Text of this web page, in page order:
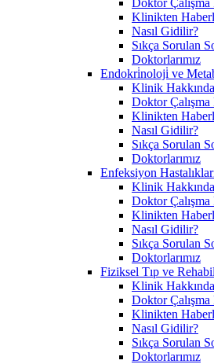
Klinikten
Nasıl Gidilir?
Sıkça Sorulan
Doktorlarımız
Endokri̇noloji̇ ve
Klinik Hakkında
Doktor Çalışma
Klinikten
Nasıl Gidilir?
Sıkça Sorulan
Doktorlarımız
Enfeksiyon
Klinik Hakkında
Doktor Çalışma
Klinikten
Nasıl Gidilir?
Sıkça Sorulan
Doktorlarımız
Fiziksel Tıp ve
Klinik Hakkında
Doktor Çalışma
Klinikten
Nasıl Gidilir?
Sıkça Sorulan
Doktorlarımız